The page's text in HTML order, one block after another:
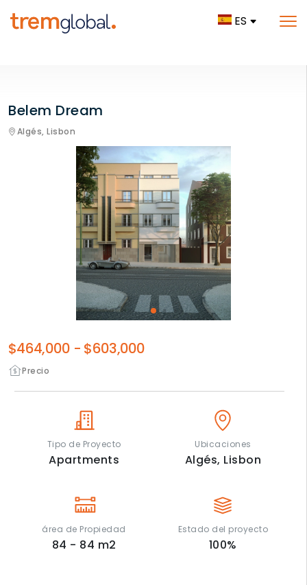
ES
Belem Dream
Algés, Lisbon
Precio
$464,000 - $603,000
Tipo de Proyecto
Apartments
Ubicaciones
Algés, Lisbon
área de Propiedad
84 - 84 m2
Estado del proyecto
100%